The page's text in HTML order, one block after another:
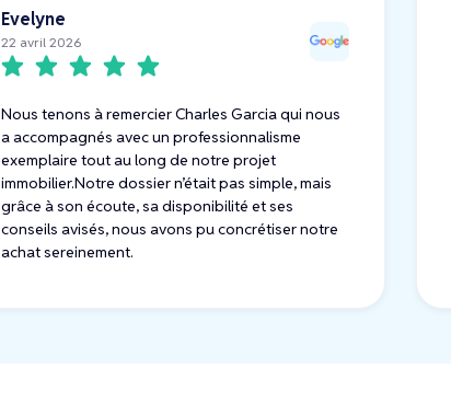
Evelyne
22 avril 2026
Nous tenons à remercier Charles Garcia qui nous
a accompagnés avec un professionnalisme
exemplaire tout au long de notre projet
immobilier.Notre dossier n’était pas simple, mais
grâce à son écoute, sa disponibilité et ses
conseils avisés, nous avons pu concrétiser notre
achat sereinement.